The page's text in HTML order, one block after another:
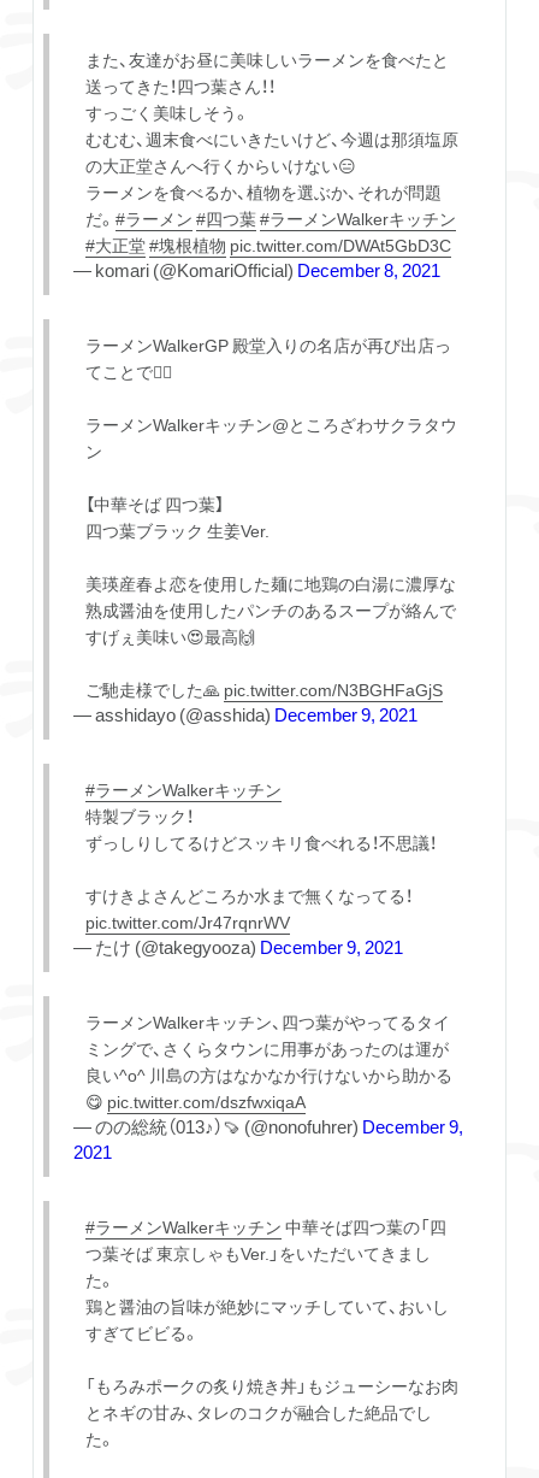
また、友達がお昼に美味しいラーメンを食べたと
送ってきた！四つ葉さん！！
すっごく美味しそう。
むむむ、週末食べにいきたいけど、今週は那須塩原
の大正堂さんへ行くからいけない😑
ラーメンを食べるか、植物を選ぶか、それが問題
だ。 #ラーメン #四つ葉#ラーメンWalkerキッチン
#大正堂#塊根植物 pic.twitter.com/DWAt5GbD3C
— komari (@KomariOfficial) December 8, 2021
ラーメンWalkerGP 殿堂入りの名店が再び出店っ
てことで💁‍♂️
ラーメンWalkerキッチン@ところざわサクラタウ
ン
【中華そば 四つ葉】
四つ葉ブラック 生姜Ver.
美瑛産春よ恋を使用した麺に地鶏の白湯に濃厚な
熟成醤油を使用したパンチのあるスープが絡んで
すげぇ美味い😍最高🙌
ご馳走様でした🙏 pic.twitter.com/N3BGHFaGjS
— asshidayo (@asshida) December 9, 2021
#ラーメンWalkerキッチン
特製ブラック！
ずっしりしてるけどスッキリ食べれる！不思議！
すけきよさんどころか水まで無くなってる！
pic.twitter.com/Jr47rqnrWV
— たけ (@takegyooza) December 9, 2021
ラーメンWalkerキッチン、四つ葉がやってるタイ
ミングで、さくらタウンに用事があったのは運が
良い^o^ 川島の方はなかなか行けないから助かる
😋 pic.twitter.com/dszfwxiqaA
— のの総統（013♪）🍠 (@nonofuhrer) December 9,
2021
#ラーメンWalkerキッチン 中華そば四つ葉の「四
つ葉そば 東京しゃもVer.」をいただいてきまし
た。
鶏と醤油の旨味が絶妙にマッチしていて、おいし
すぎてビビる。
「もろみポークの炙り焼き丼」もジューシーなお肉
とネギの甘み、タレのコクが融合した絶品でし
た。